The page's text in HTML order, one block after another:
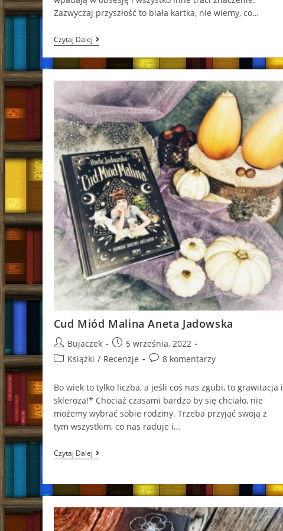
Zazwyczaj przyszłość to biała kartka, nie wiemy, co…
Czytaj DalejMagia
Łączy
Ilona
Andrews
Cud Miód Malina Aneta Jadowska
Post
author:
Bujaczek
Post
published:
5 września, 2022
PostKsiążki / Recenzje
Post8 komentarzy
Bo wiek to tylko liczba, a jeśli coś nas zgubi, to grawitacja i
skleroza!* Chociaż czasami bardzo by się chciało, nie
możemy wybrać sobie rodziny. Trzeba przyjąć swoją z
tym wszystkim, co nas raduje i…
Czytaj DalejCud
Miód
Aneta
Jadowska